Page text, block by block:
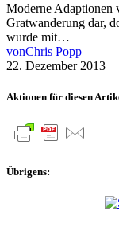
Moderne Adaptionen
Gratwanderung dar,
wurde mit…
vonChris Popp
22. Dezember 2013
Aktionen für diesen
Übrigens: